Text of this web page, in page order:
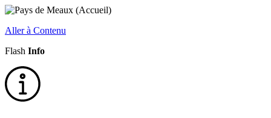
Aller à Contenu
Flash Info